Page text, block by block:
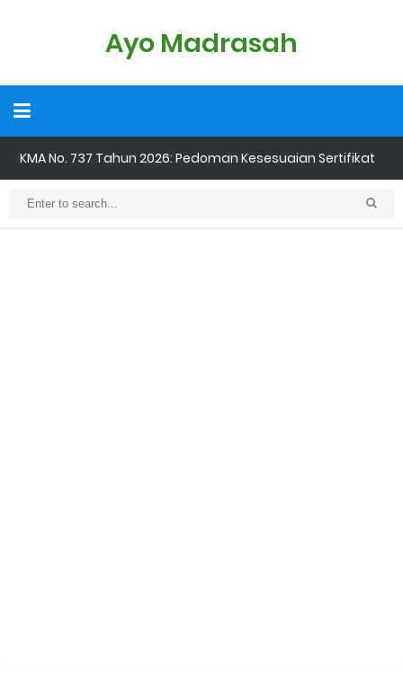
Ayo Madrasah
KMA No. 737 Tahun 2026: Pedoman Kesesuaian Sertifikat